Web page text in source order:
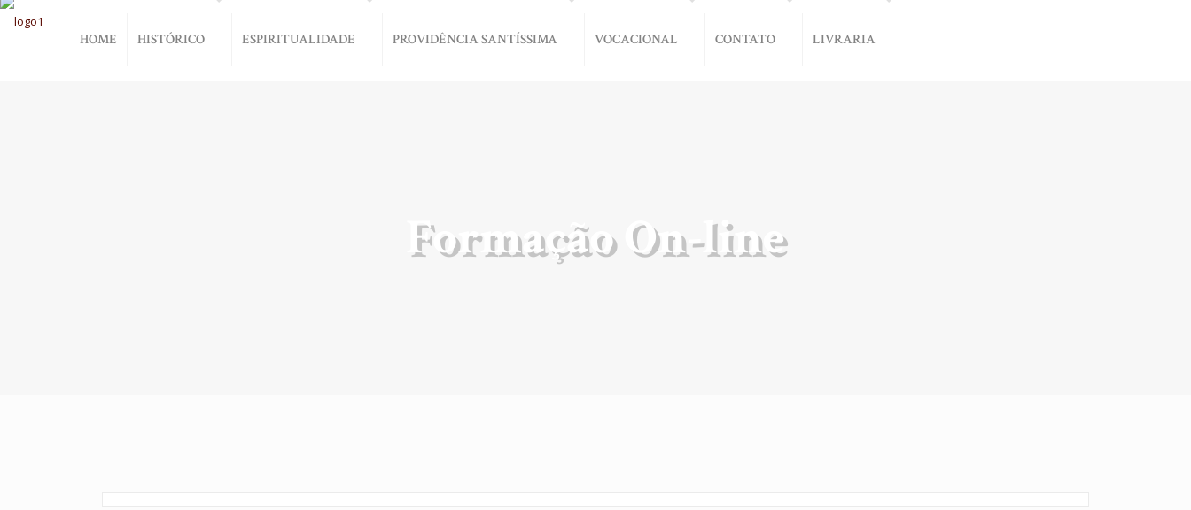
HOME HISTÓRICO ESPIRITUALIDADE PROVIDÊNCIA SANTÍSSIMA VOCACIONAL CONTATO LIVRARIA
Formação On-line